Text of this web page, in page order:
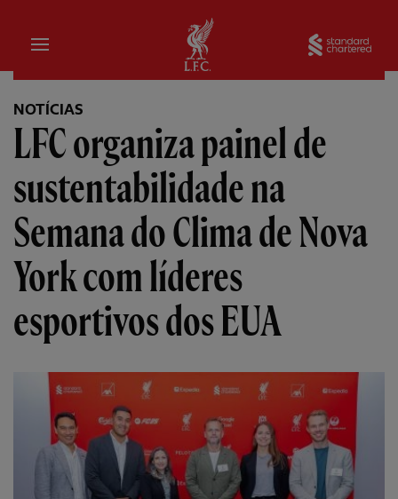
Inicial
NOTÍCIAS
LFC organiza painel de
sustentabilidade na
Semana do Clima de Nova
York com líderes
esportivos dos EUA